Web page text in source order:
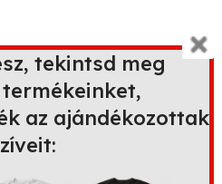
terméken is
tekintsd meg
az ajándékozottak